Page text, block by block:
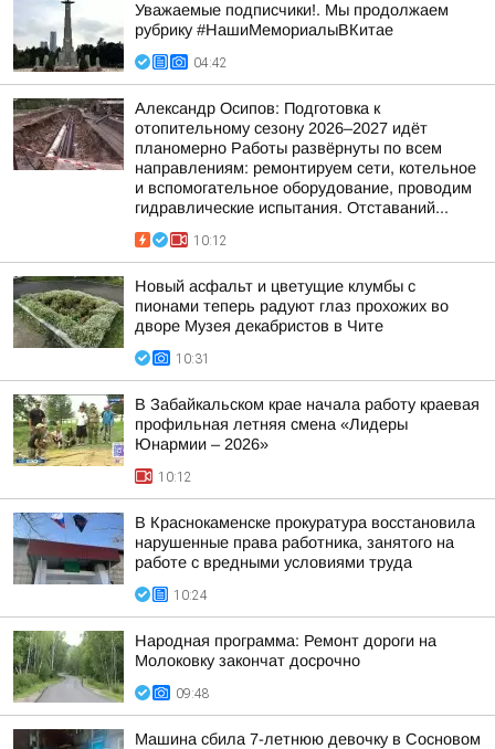
Уважаемые подписчики!. Мы продолжаем
рубрику #НашиМемориалыВКитае
04:42
Александр Осипов: Подготовка к
отопительному сезону 2026–2027 идёт
планомерно Работы развёрнуты по всем
направлениям: ремонтируем сети, котельное
и вспомогательное оборудование, проводим
гидравлические испытания. Отставаний...
10:12
Новый асфальт и цветущие клумбы с
пионами теперь радуют глаз прохожих во
дворе Музея декабристов в Чите
10:31
В Забайкальском крае начала работу краевая
профильная летняя смена «Лидеры
Юнармии – 2026»
10:12
В Краснокаменске прокуратура восстановила
нарушенные права работника, занятого на
работе с вредными условиями труда
10:24
Народная программа: Ремонт дороги на
Молоковку закончат досрочно
09:48
Машина сбила 7-летнюю девочку в Сосновом